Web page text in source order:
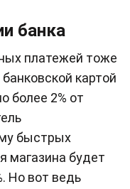
банка
платежей тоже
картой
более 2% от
быстрых
магазина будет
Но вот ведь